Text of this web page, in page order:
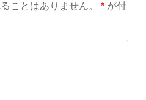
ことはありません。 * が付